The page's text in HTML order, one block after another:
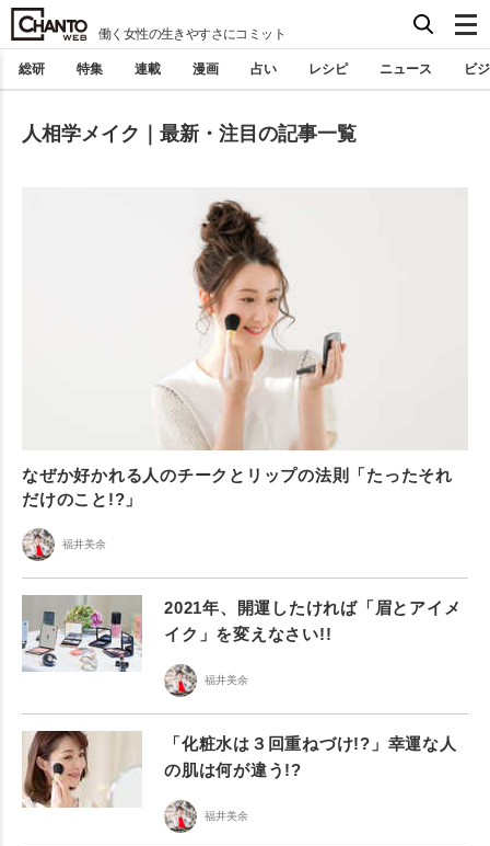
働く女性の生きやすさにコミット
総研 特集 連載 漫画 占い レシピ ニュース ビ
人相学メイク｜最新・注目の記事一覧
なぜか好かれる人のチークとリップの法則「たったそれ
だけのこと!?」
福井美余
2021年、開運したければ「眉とアイメ
イク」を変えなさい!!
福井美余
「化粧水は３回重ねづけ!?」幸運な人
の肌は何が違う!?
福井美余